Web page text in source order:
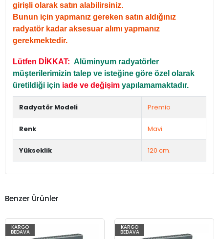
girişli olarak satın alabilirsiniz.
Bunun için yapmanız gereken satın aldığınız
radyatör kadar aksesuar alımı yapmanız
gerekmektedir.
Lütfen DİKKAT: Alüminyum radyatörler
müşterilerimizin talep ve isteğine göre özel olarak
üretildiği için iade ve değişim yapılamamaktadır.
Radyatör Modeli Premio
Renk Mavi
Yükseklik 120 cm.
Benzer Ürünler
KARGO
BEDAVA
KARGO
BEDAVA